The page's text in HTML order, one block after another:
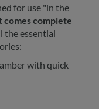
for use "in the
comes complete
the essential
with quick